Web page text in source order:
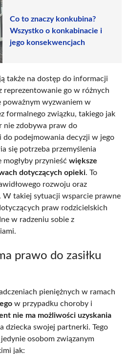
Co to znaczy konkubina?
Wszystko o konkabinacie i
jego konsekwencjach
także na dostęp do informacji
reprezentowanie go w różnych
poważnym wyzwaniem w
formalnego związku, takiego jak
nie zdobywa praw do
do podejmowania decyzji w jego
się potrzeba przemyślenia
przynieść większe
dotyczących opieki. To
rozwoju oraz
W takiej sytuacji wsparcie prawne
praw rodzicielskich
w radzeniu sobie z
prawo do zasiłku
pieniężnych w ramach
w przypadku choroby i
nie ma możliwości uzyskania
dziecka swojej partnerki. Tego
osobom związanym
jak: